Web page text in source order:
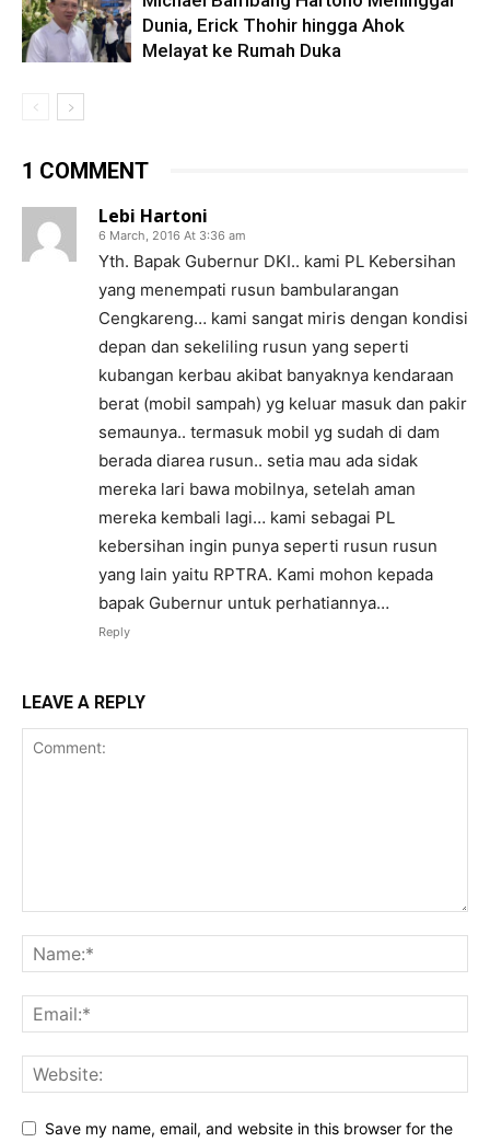
Dunia, Erick Thohir hingga Ahok
Melayat ke Rumah Duka
1 COMMENT
Lebi Hartoni
6 March, 2016 At 3:36 am
Yth. Bapak Gubernur DKI.. kami PL Kebersihan
yang menempati rusun bambularangan
Cengkareng… kami sangat miris dengan kondisi
depan dan sekeliling rusun yang seperti
kubangan kerbau akibat banyaknya kendaraan
berat (mobil sampah) yg keluar masuk dan pakir
semaunya.. termasuk mobil yg sudah di dam
berada diarea rusun.. setia mau ada sidak
mereka lari bawa mobilnya, setelah aman
mereka kembali lagi… kami sebagai PL
kebersihan ingin punya seperti rusun rusun
yang lain yaitu RPTRA. Kami mohon kepada
bapak Gubernur untuk perhatiannya…
Reply
LEAVE A REPLY
Save my name, email, and website in this browser for the